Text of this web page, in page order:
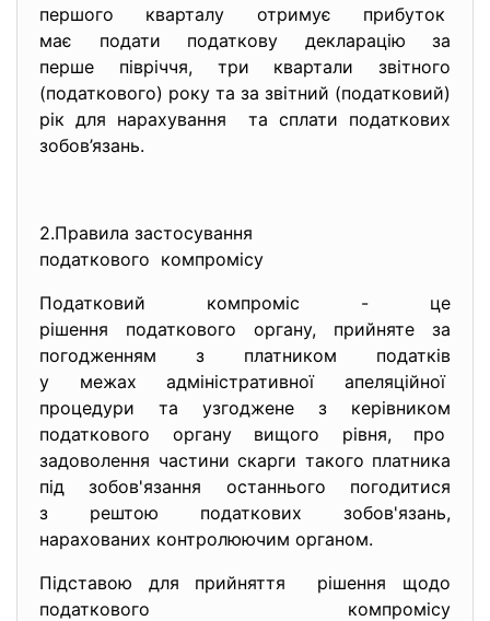
першого кварталу отримує прибуток
має подати податкову декларацію за
перше півріччя, три квартали звітного
(податкового) року та за звітний (податковий)
рік для нарахування та сплати податкових
зобов’язань.
2.Правила застосування
податкового компромісу
Податковий компроміс - це
рішення податкового органу, прийняте за
погодженням з платником податків
у межах адміністративної апеляційної
процедури та узгоджене з керівником
податкового органу вищого рівня, про
задоволення частини скарги такого платника
під зобов'язання останнього погодитися
з рештою податкових зобов'язань,
нарахованих контролюючим органом.
Підставою для прийняття рішення щодо
податкового компромісу